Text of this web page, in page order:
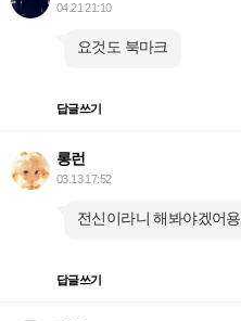
04.21 21:10
요것도 북마크
답글쓰기
롱런
03.13 17:52
전신이라니 해봐야겠어용
답글쓰기